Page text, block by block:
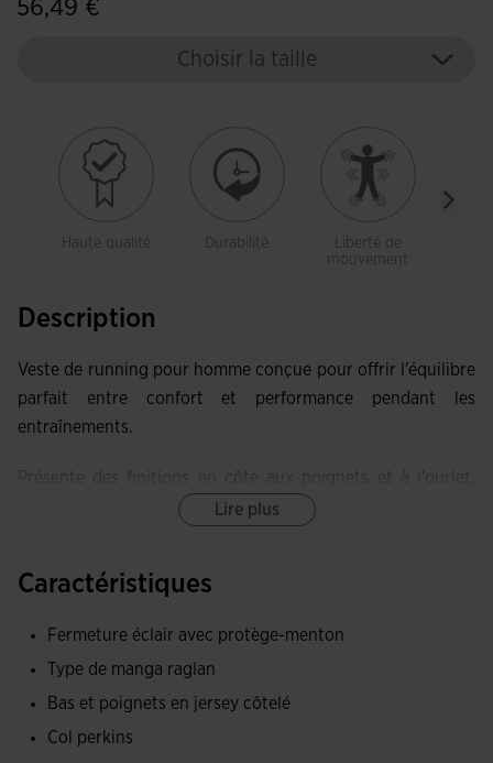
56,49 €
Choisir la taille
Haute qualité Durabilité
Liberté de
mouvement
Description
Veste de running pour homme conçue pour offrir l'équilibre
parfait entre confort et performance pendant les
entraînements.
assurant une meilleure adhérence et empêchant le passage
Les manches raglan sont pensées pour améliorer le confort
d'effectuer tout type d'activité physique sans restriction.
De plus, la fermeture à glissière intégrale facilite
l'ajustement du vêtement selon les besoins de ventilation et
intègre un protège-menton pour éviter les frottements.
Lire plus
Caractéristiques
Fermeture éclair avec protège-menton
Type de manga raglan
Bas et poignets en jersey côtelé
Col perkins